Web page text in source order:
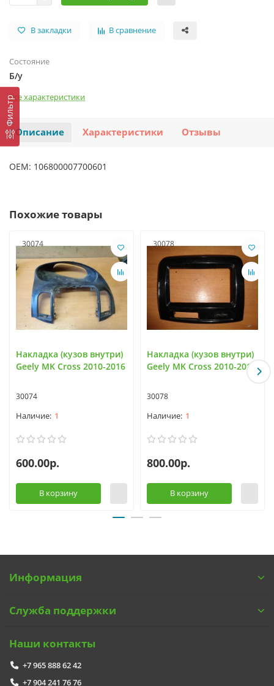
Фильтр
В закладки В сравнение
Состояние
Б/у
Все характеристики
Описание Характеристики Отзывы
OEM: 106800007700601
Похожие товары
30074
Накладка (кузов внутри)
Geely MK Cross 2010-2016
30074
1
600.00р.
В корзину
30078
Накладка (кузов внутри)
Geely MK Cross 2010-2016
30078
1
800.00р.
В корзину
Информация
Служба поддержки
Наши контакты
+7 965 888 62 42
+7 904 241 76 76